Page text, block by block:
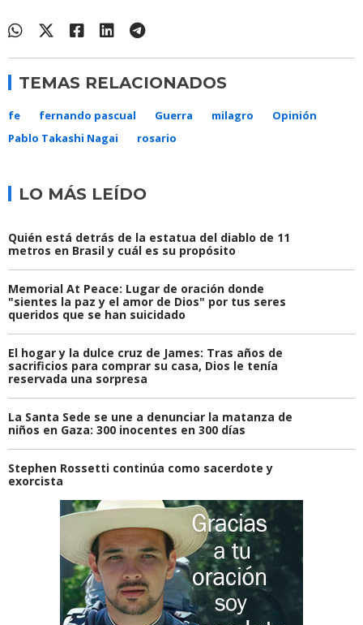
TEMAS RELACIONADOS
fe fernando pascual Guerra milagro
Opinión
Pablo Takashi Nagai
rosario
LO MÁS LEÍDO
Quién está detrás de la estatua del diablo de 11
metros en Brasil y cuál es su propósito
Memorial At Peace: Lugar de oración donde
"sientes la paz y el amor de Dios" por tus seres
queridos que se han suicidado
El hogar y la dulce cruz de James: Tras años de
sacrificios para comprar su casa, Dios le tenía
reservada una sorpresa
La Santa Sede se une a denunciar la matanza de
niños en Gaza: 300 inocentes en 300 días
Stephen Rossetti continúa como sacerdote y
exorcista